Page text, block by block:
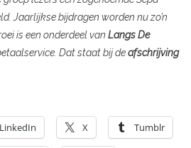
Jaarlijkse bijdragen worden nu zo’n
is een onderdeel van Langs De
Dat staat bij deafschrijving
LinkedIn X Tumblr